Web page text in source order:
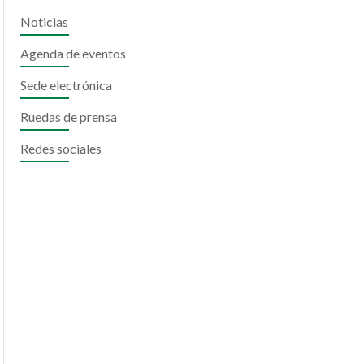
Noticias
Agenda de eventos
Sede electrónica
Ruedas de prensa
Redes sociales